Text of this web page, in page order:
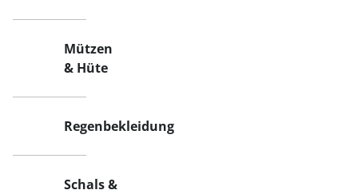
Mützen
& Hüte
Regenbekleidung
Schals &